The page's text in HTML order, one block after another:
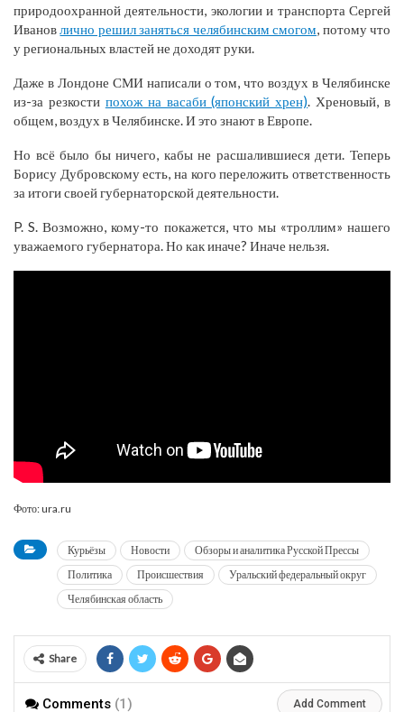
природоохранной деятельности, экологии и транспорта Сергей
Ивановлично решил заняться челябинским смогом, потому что
у региональных властей не доходят руки.
Даже в Лондоне СМИ написали о том, что воздух в Челябинске
из-за резкости похож на васаби (японский хрен). Хреновый, в
общем, воздух в Челябинске. И это знают в Европе.
Но всё было бы ничего, кабы не расшалившиеся дети. Теперь
Борису Дубровскому есть, на кого переложить ответственность
за итоги своей губернаторской деятельности.
P. S. Возможно, кому-то покажется, что мы «троллим» нашего
уважаемого губернатора. Но как иначе? Иначе нельзя.
Фото: ura.ru
Курьёзы Новости
Обзоры и аналитика Русской Прессы
Политика
Происшествия
Уральский федеральный округ
Челябинская область
Share
Comments (1) Add Comment